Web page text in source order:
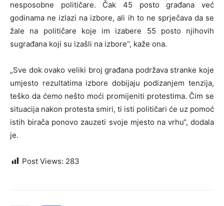
nesposobne političare. Čak 45 posto građana već
godinama ne izlazi na izbore, ali ih to ne sprječava da se
žale na političare koje im izabere 55 posto njihovih
sugrađana koji su izašli na izbore“, kaže ona.
„Sve dok ovako veliki broj građana podržava stranke koje
umjesto rezultatima izbore dobijaju podizanjem tenzija,
teško da ćemo nešto moći promijeniti protestima. Čim se
situacija nakon protesta smiri, ti isti političari će uz pomoć
istih birača ponovo zauzeti svoje mjesto na vrhu“, dodala
je.
Post Views: 283